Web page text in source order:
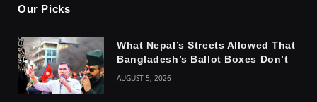
Our Picks
What Nepal’s Streets Allowed That
Bangladesh’s Ballot Boxes Don’t
AUGUST 5, 2026